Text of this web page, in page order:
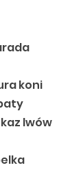
koni
lwów